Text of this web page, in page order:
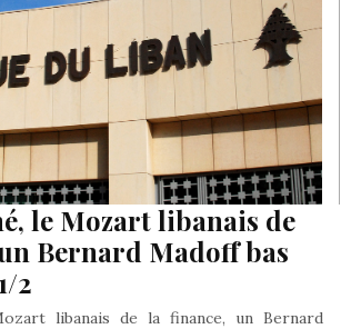
le Mozart libanais de
Bernard Madoff bas
2
libanais de la finance, un Bernard